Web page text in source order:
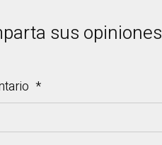
sus opiniones
*